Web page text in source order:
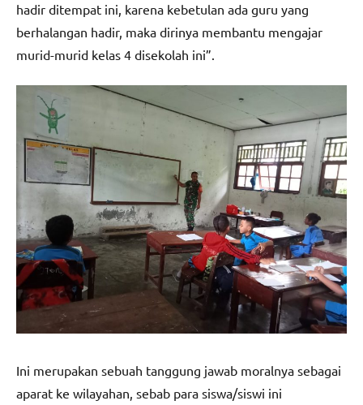
hadir ditempat ini, karena kebetulan ada guru yang
berhalangan hadir, maka dirinya membantu mengajar
murid-murid kelas 4 disekolah ini”.
Ini merupakan sebuah tanggung jawab moralnya sebagai
aparat ke wilayahan, sebab para siswa/siswi ini